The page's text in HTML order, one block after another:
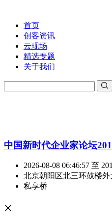
首页
创客资讯
云现场
精选专题
关于我们
中国新时代企业家论坛
2026-08-08 06:46:57 至
北京朝阳区北三环鼓楼
私享桥
×